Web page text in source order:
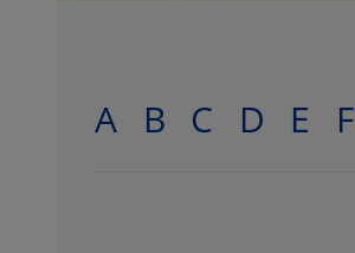
A B C D E F